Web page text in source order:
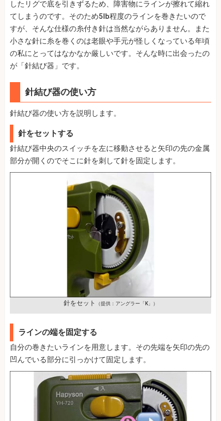
したリグで底を引きずるため、障害物にラインが擦れて縮れ
てしまうのです。そのため5lb程度のラインを巻きたいので
すが、そんな仕様の糸付き針は当然ながらありません。また
小さな針に糸を巻くのは老眼や手元が怪しくなっている年頃
の私にとってはなかなか厳しいです。そんな時に出会ったの
が「針結び器」です。
針結び器の使い方
針結び器の使い方を説明します。
針をセットする
針結び器中央のスイッチを左に移動させると矢印の先の金属
部分が開くのでそこに針を刺して針を固定します。
針をセット （提供：アングラー「K」）
ラインの端を固定する
自分の巻きたいラインを用意します。その先端を矢印の先の
凹んでいる部分に引っかけて固定します。